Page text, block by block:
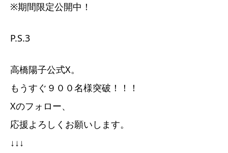
※期間限定公開中！
P.S.3
高橋陽子公式X。
もうすぐ９００名様突破！！！
Xのフォロー、
応援よろしくお願いします。
↓↓↓